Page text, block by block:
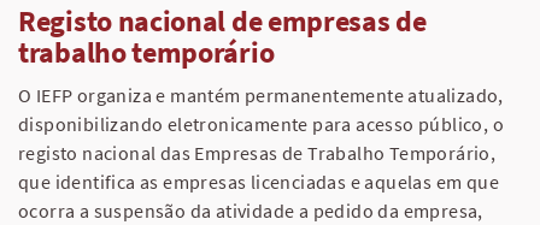
Registo nacional de empresas de
trabalho temporário
O IEFP organiza e mantém permanentemente atualizado,
disponibilizando eletronicamente para acesso público, o
registo nacional das Empresas de Trabalho Temporário,
que identifica as empresas licenciadas e aquelas em que
ocorra a suspensão da atividade a pedido da empresa,